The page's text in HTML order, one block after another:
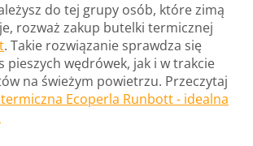
do tej grupy osób, które zimą
rozważ zakup butelki termicznej
. Takie rozwiązanie sprawdza się
pieszych wędrówek, jak i w trakcie
na świeżym powietrzu. Przeczytaj
Ecoperla Runbott - idealna